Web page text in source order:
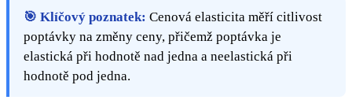
🎯 Klíčový poznatek: Cenová elasticita měří citlivost
poptávky na změny ceny, přičemž poptávka je
elastická při hodnotě nad jedna a neelastická při
hodnotě pod jedna.